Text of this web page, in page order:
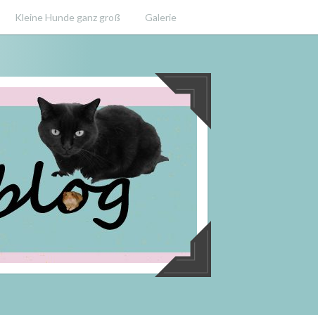
Kleine Hunde ganz groß Galerie